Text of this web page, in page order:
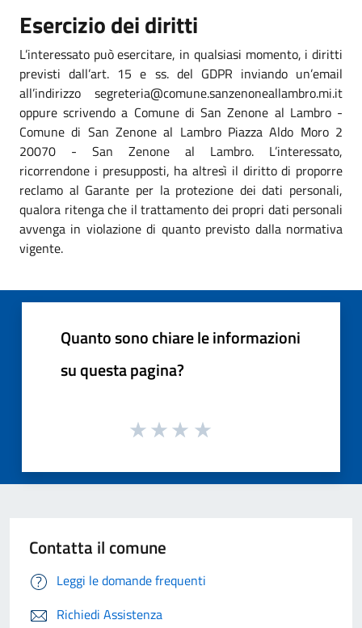
Esercizio dei diritti
L’interessato può esercitare, in qualsiasi momento, i diritti
previsti dall’art. 15 e ss. del GDPR inviando un’email
all’indirizzo segreteria@comune.sanzenoneallambro.mi.it
oppure scrivendo a Comune di San Zenone al Lambro -
Comune di San Zenone al Lambro Piazza Aldo Moro 2
20070 - San Zenone al Lambro. L’interessato,
ricorrendone i presupposti, ha altresì il diritto di proporre
reclamo al Garante per la protezione dei dati personali,
qualora ritenga che il trattamento dei propri dati personali
avvenga in violazione di quanto previsto dalla normativa
vigente.
Quanto sono chiare le informazioni
su questa pagina?
Contatta il comune
Leggi le domande frequenti
Richiedi Assistenza